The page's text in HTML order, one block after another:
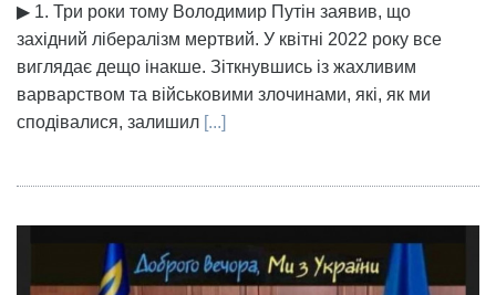
▶ 1. Три роки тому Володимир Путін заявив, що
західний лібералізм мертвий. У квітні 2022 року все
виглядає дещо інакше. Зіткнувшись із жахливим
варварством та військовими злочинами, які, як ми
сподівалися, залишил [...]